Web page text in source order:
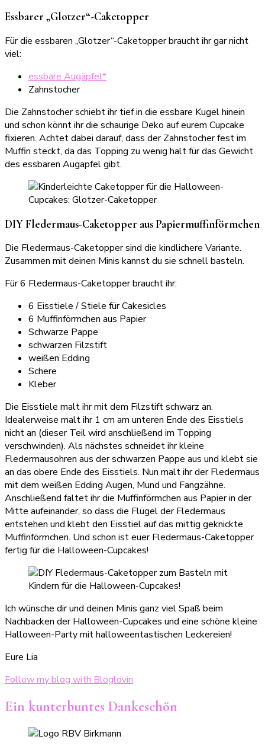
Essbarer „Glotzer“-Caketopper
Für die essbaren „Glotzer“-Caketopper braucht ihr gar nicht
viel:
essbare Augäpfel*
Zahnstocher
Die Zahnstocher schiebt ihr tief in die essbare Kugel hinein
und schon könnt ihr die schaurige Deko auf eurem Cupcake
fixieren. Achtet dabei darauf, dass der Zahnstocher fest im
Muffin steckt, da das Topping zu wenig halt für das Gewicht
des essbaren Augapfel gibt.
DIY Fledermaus-Caketopper aus Papiermuffinförmchen
Die Fledermaus-Caketopper sind die kindlichere Variante.
Zusammen mit deinen Minis kannst du sie schnell basteln.
Für 6 Fledermaus-Caketopper braucht ihr:
6 Eisstiele / Stiele für Cakesicles
6 Muffinförmchen aus Papier
Schwarze Pappe
schwarzen Filzstift
weißen Edding
Schere
Kleber
Die Eisstiele malt ihr mit dem Filzstift schwarz an.
Idealerweise malt ihr 1 cm am unteren Ende des Eisstiels
nicht an (dieser Teil wird anschließend im Topping
verschwinden). Als nächstes schneidet ihr kleine
Fledermausohren aus der schwarzen Pappe aus und klebt sie
an das obere Ende des Eisstiels. Nun malt ihr der Fledermaus
mit dem weißen Edding Augen, Mund und Fangzähne.
Anschließend faltet ihr die Muffinförmchen aus Papier in der
Mitte aufeinander, so dass die Flügel der Fledermaus
entstehen und klebt den Eisstiel auf das mittig geknickte
Muffinförmchen. Und schon ist euer Fledermaus-Caketopper
fertig für die Halloween-Cupcakes!
Ich wünsche dir und deinen Minis ganz viel Spaß beim
Nachbacken der Halloween-Cupcakes und eine schöne kleine
Halloween-Party mit halloweentastischen Leckereien!
Eure Lia
Follow my blog with Bloglovin
Ein kunterbuntes Dankeschön